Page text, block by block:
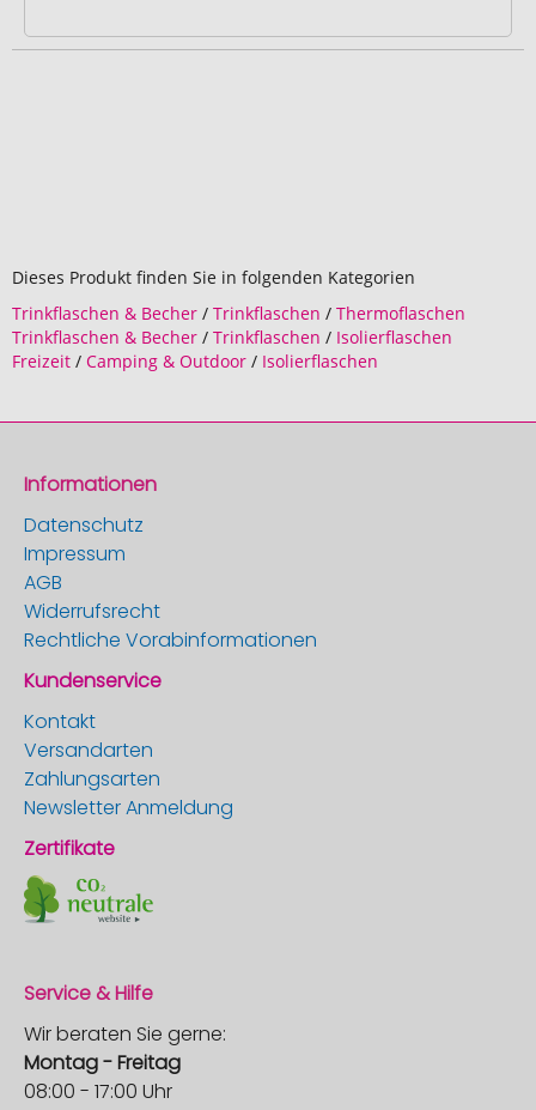
Dieses Produkt finden Sie in folgenden Kategorien
Trinkflaschen & Becher / Trinkflaschen / Thermoflaschen
Trinkflaschen & Becher / Trinkflaschen / Isolierflaschen
Freizeit / Camping & Outdoor / Isolierflaschen
Informationen
Datenschutz
Impressum
AGB
Widerrufsrecht
Rechtliche Vorabinformationen
Kundenservice
Kontakt
Versandarten
Zahlungsarten
Newsletter Anmeldung
Zertifikate
Service & Hilfe
Wir beraten Sie gerne:
Montag - Freitag
08:00 - 17:00 Uhr